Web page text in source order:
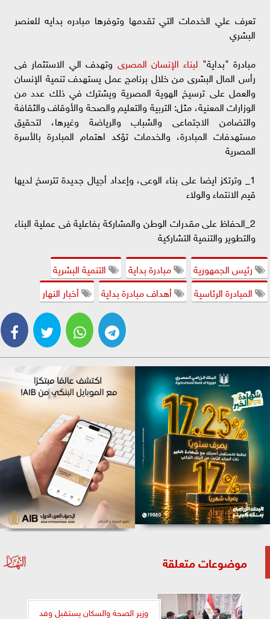
تعرف علي الخدمات التي تقدمها وتوفرها مبادره بدايه للعنصر
البشري
مبادرة "بداية" لبناء الإنسان المصرى وتهدف الي الاستثمار فى
رأس المال البشرى من خلال برنامج عمل يستهدف تنمية الإنسان
والعمل على ترسيخ الهوية المصرية ويشترك في ذلك عدد من
الوزارات المعنية، مثل: التربية والتعليم والصحة والأوقاف والثقافة
والتضامن الاجتماعى والشباب والرياضة وغيرها، لتحقيق
مستهدفات المبادرة، والخدمات تؤكد اهتمام المبادرة بالأسرة
المصرية
1_ وترتكز ايضا على بناء الوعى، وإعداد أجيال جديدة تترسخ لديها
قيم الانتماء والولاء
2_الحفاظ على مقدرات الوطن والمشاركة بفاعلية فى عملية البناء
والتطوير والتنمية التشاركية
رئيس الجمهورية
مبادرة بداية
التنمية البشرية
المبادرة الرئاسية
أهداف مبادرة بداية أخبار النهار
موضوعات متعلقة
وزير الصحة والسكان يستقبل وفد